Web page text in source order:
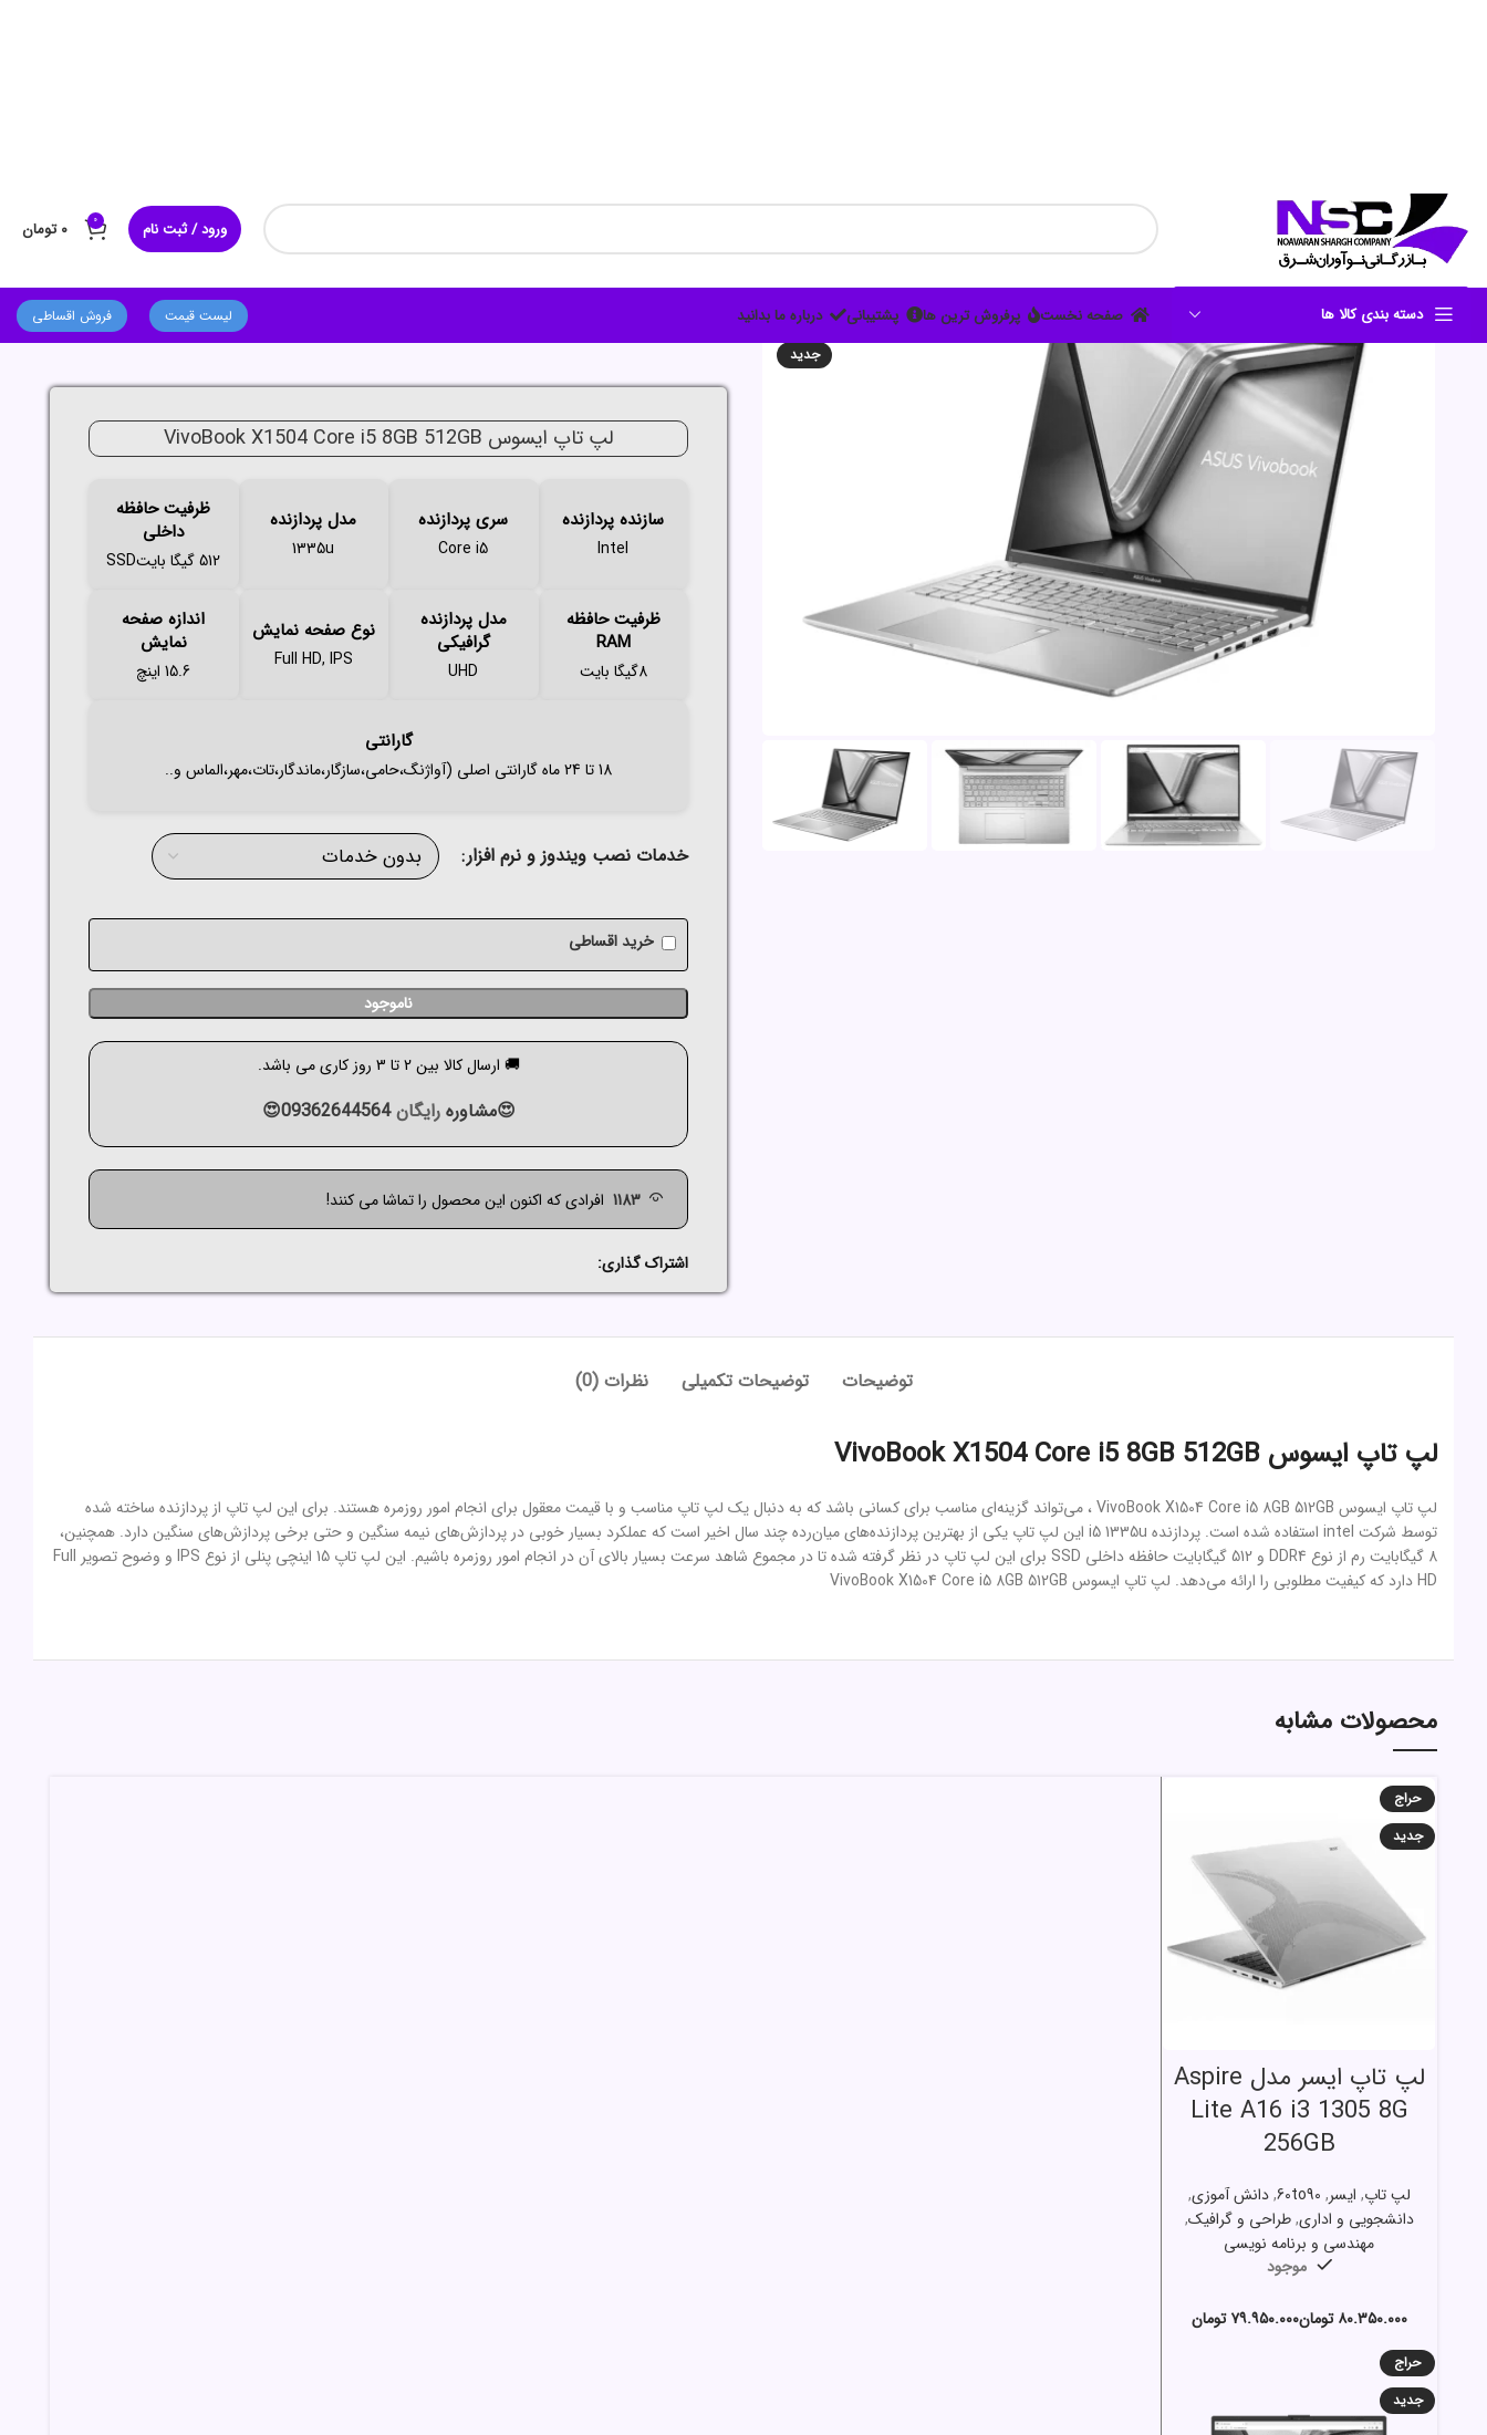
ورود / ثبت نام 0 ۰ تومان
دسته بندی کالا ها صفحه نخست پرفروش ترین ها پشتیبانی درباره ما بدانید لیست قیمت فروش اقساطی
حراج
جدید
لپ تاپ ایسوس VivoBook X1504 Core i5 8GB 512GB
سازنده پردازنده
Intel
سری پردازنده
Core i5
مدل پردازنده
1335u
ظرفیت حافظه
داخلی
512 گیگا بایتSSD
ظرفیت حافظه
RAM
8گیگا بایت
مدل پردازنده
گرافیکی
UHD
نوع صفحه نمایش
Full HD, IPS
اندازه صفحه
نمایش
15.6 اینچ
گارانتی
18 تا 24 ماه گارانتی اصلی (آواژنگ،حامی،سازگار،ماندگار،تات،مهر،الماس و..
خدمات نصب ویندوز و نرم افزار
خرید اقساطی
ناموجود
🚚 ارسال کالا بین 2 تا 3 روز کاری می باشد.
😍مشاورهرایگان09362644564😍
1183 افرادی که اکنون این محصول را تماشا می کنند!
اشتراک گذاری:
توضیحات توضیحات تکمیلی نظرات (0)
لپ تاپ ایسوس VivoBook X1504 Core i5 8GB 512GB
لپ تاپ ایسوس VivoBook X1504 Core i5 8GB 512GB ، می‌تواند گزینه‌ای مناسب برای کسانی باشد که به دنبال یک لپ تاپ مناسب و با قیمت معقول برای انجام امور روزمره هستند. برای این لپ تاپ از پردازنده ساخته شده
توسط شرکت intel استفاده شده است. پردازنده i5 1335u این لپ تاپ یکی از بهترین پردازنده‌های میان‌رده چند سال اخیر است که عملکرد بسیار خوبی در پردازش‌های نیمه سنگین و حتی برخی پردازش‌های سنگین دارد. همچنین،
8 گیگابایت رم از نوع DDR4 و 512 گیگابایت حافظه داخلی SSD برای این لپ تاپ در نظر گرفته شده تا در مجموع شاهد سرعت بسیار بالای آن در انجام امور روزمره باشیم. این لپ تاپ 15 اینچی پنلی از نوع IPS و وضوح تصویر Full
HD دارد که کیفیت مطلوبی را ارائه می‌دهد. لپ تاپ ایسوس VivoBook X1504 Core i5 8GB 512GB
محصولات مشابه
حراج
جدید
لپ تاپ ایسر مدل Aspire
Lite A16 i3 1305 8G
256GB
لپ تاپ, ایسر,
60to90
,دانش آموزی,
دانشجویی و اداری,طراحی و گرافیک,
مهندسی و برنامه نویسی
موجود
تومان تومان
حراج
جدید